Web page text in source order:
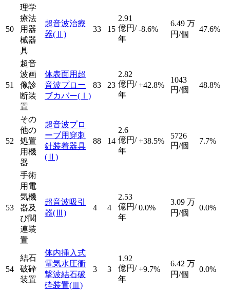
50
理学
療法
用器
械器
具
超音波治療
器(Ⅱ)
33 15
2.91
億円/
年
-8.6%
6.49 万
円/個
47.6%
51
超音
波画
像診
断装
置
体表面用超
音波プロー
ブカバー(Ⅰ)
83 23
2.82
億円/
年
+42.8%
1043
円/個
48.8%
52
その
他の
処置
用機
器
超音波プロ
ーブ用穿刺
針装着器具
(Ⅱ)
88 14
2.6
億円/
年
+38.5%
5726
円/個
7.7%
53
手術
用電
気機
器及
び関
連装
置
超音波吸引
器(Ⅲ)
4 4
2.53
億円/
年
0.0%
3.09 万
円/個
0.0%
54
結石
破砕
装置
体内挿入式
電気水圧衝
撃波結石破
砕装置(Ⅲ)
3 3
1.92
億円/
年
+9.7%
6.42 万
円/個
0.0%